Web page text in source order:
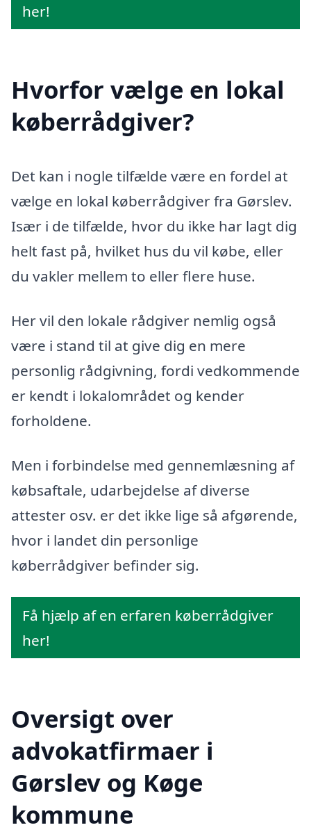
her!
Hvorfor vælge en lokal
køberrådgiver?
Det kan i nogle tilfælde være en fordel at
vælge en lokal køberrådgiver fra Gørslev.
Især i de tilfælde, hvor du ikke har lagt dig
helt fast på, hvilket hus du vil købe, eller
du vakler mellem to eller flere huse.
Her vil den lokale rådgiver nemlig også
være i stand til at give dig en mere
personlig rådgivning, fordi vedkommende
er kendt i lokalområdet og kender
forholdene.
Men i forbindelse med gennemlæsning af
købsaftale, udarbejdelse af diverse
attester osv. er det ikke lige så afgørende,
hvor i landet din personlige
køberrådgiver befinder sig.
Få hjælp af en erfaren køberrådgiver
her!
Oversigt over
advokatfirmaer i
Gørslev og Køge
kommune